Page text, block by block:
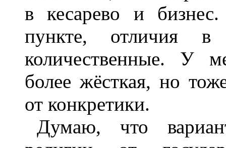
в кесарево и
пункте, отличия в
количественные. У
более жёсткая, но
от конкретики.
Думаю, что